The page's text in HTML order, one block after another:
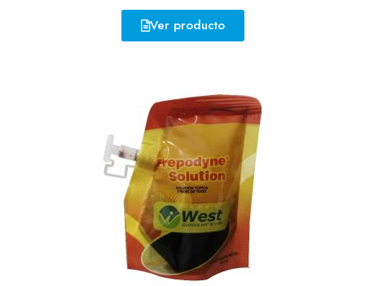
Ver producto